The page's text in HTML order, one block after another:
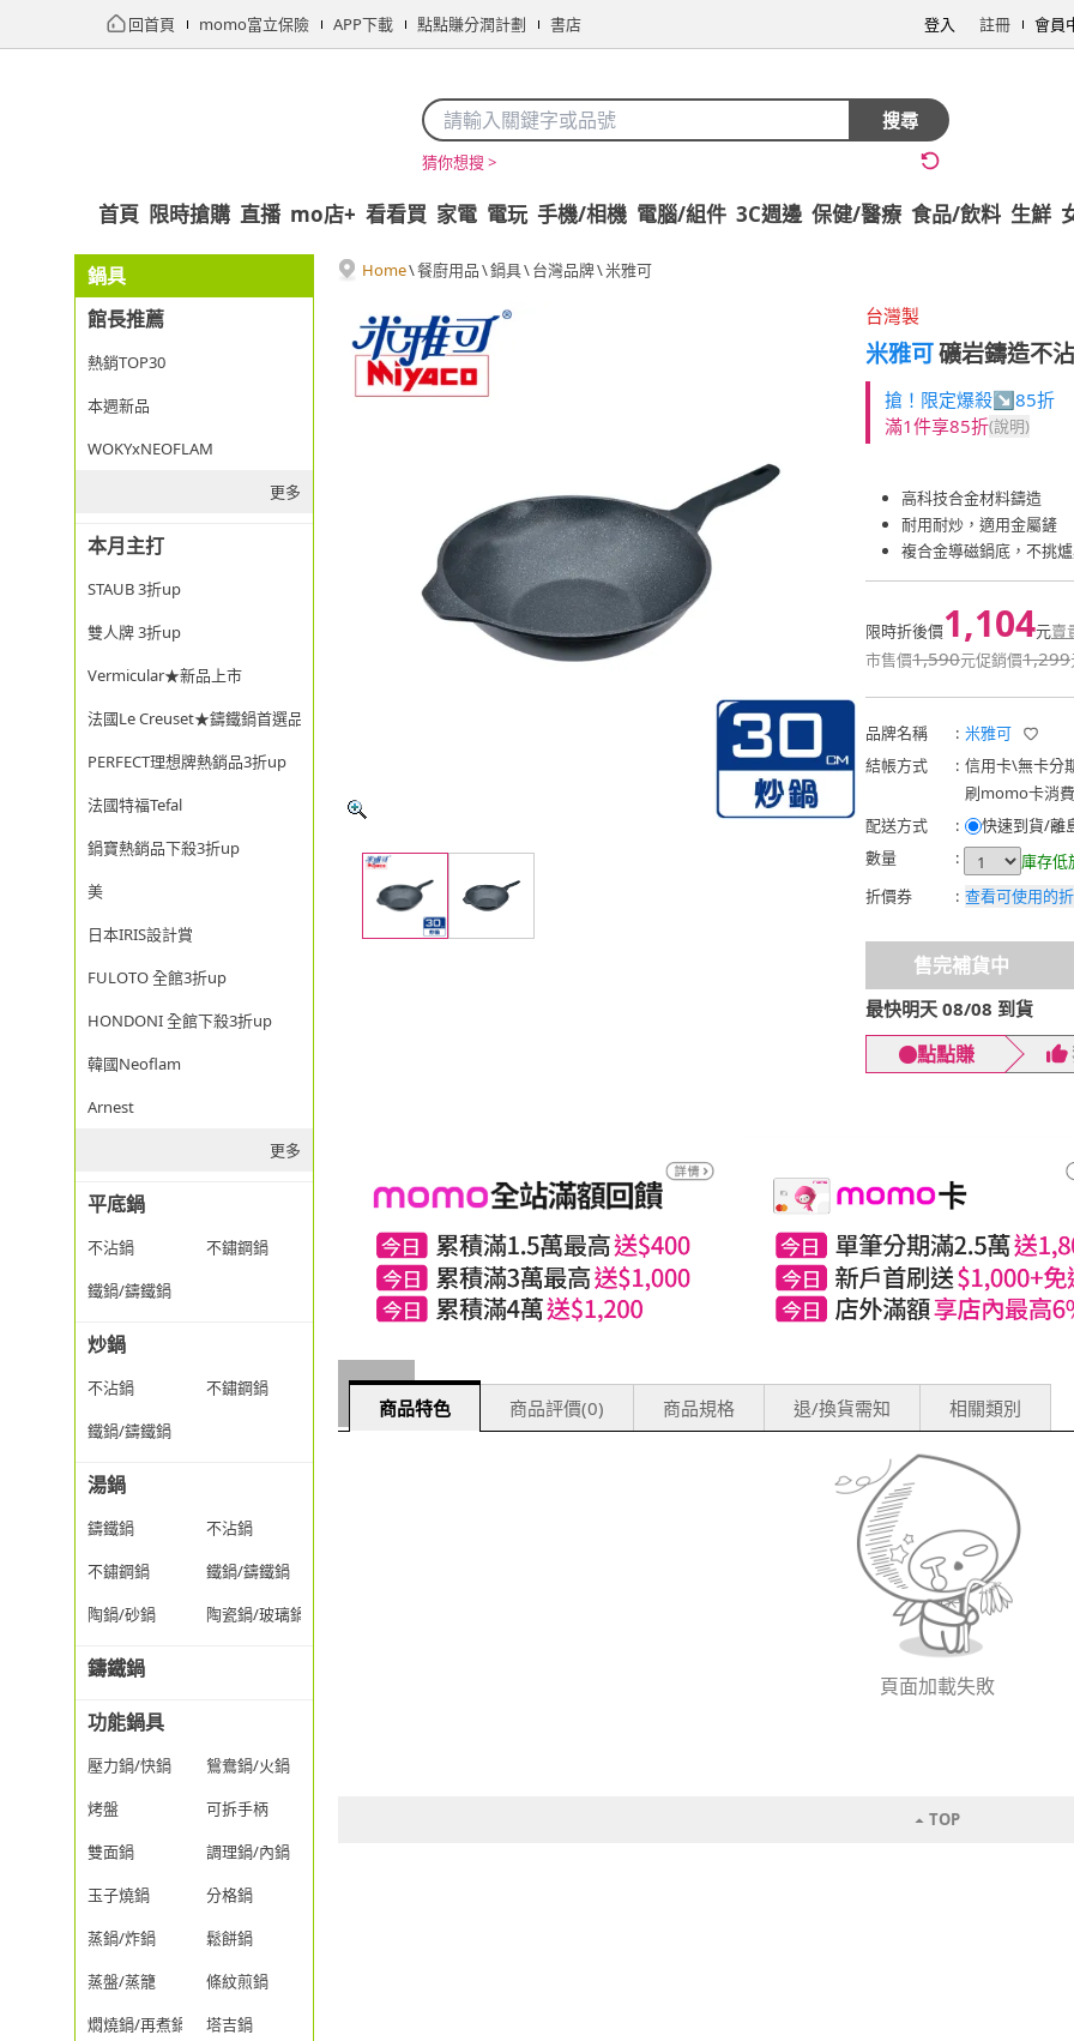
回首頁 momo富立保險 APP下載 點點賺分潤計劃 書店 登入 註冊 會員
搜尋
猜你想搜 >
首頁 限時搶購 直播 mo店+ 看看買 家電 電玩 手機/相機 電腦/組件 3C週邊 保健/醫療 食品/飲料 生鮮
鍋具
館長推薦
熱銷TOP30
本週新品
WOKYxNEOFLAM
更多
本月主打
STAUB 3折up
雙人牌 3折up
Vermicular★新品上市
法國Le Creuset★鑄鐵鍋首選品牌
PERFECT理想牌熱銷品3折up
法國特福Tefal
鍋寶熱銷品下殺3折up
美
日本IRIS設計賞
FULOTO 全館3折up
HONDONI 全館下殺3折up
韓國Neoflam
Arnest
更多
平底鍋
不沾鍋
不鏽鋼鍋
鐵鍋/鑄鐵鍋
炒鍋
不沾鍋
不鏽鋼鍋
鐵鍋/鑄鐵鍋
湯鍋
鑄鐵鍋
不沾鍋
不鏽鋼鍋
鐵鍋/鑄鐵鍋
陶鍋/砂鍋
陶瓷鍋/玻璃鍋/透明鍋
鑄鐵鍋
功能鍋具
壓力鍋/快鍋
鴛鴦鍋/火鍋
烤盤
可拆手柄
雙面鍋
調理鍋/內鍋
玉子燒鍋
分格鍋
蒸鍋/炸鍋
鬆餅鍋
蒸盤/蒸籠
條紋煎鍋
燜燒鍋/再煮鍋
塔吉鍋
Home\餐廚用品\鍋具\台灣品牌\米雅可
台灣製
米雅可礦岩鑄造不
搶！限定爆殺↘85折
滿1件享85折(說明)
高科技合金材料鑄造
耐用耐炒，適用金屬鏟
複合金導磁鍋底，不挑
限時折後價1,104元賣
市售價1,590元促銷價1,299
品牌名稱 : 米雅可
結帳方式
: 信用卡\無卡分
刷momo卡消
配送方式
: 快速到貨/離
數量
: 庫存低
折價券
: 查看可使用的
售完補貨中
最快明天 08/08 到貨
點點賺
商品特色 商品評價(0) 商品規格 退/換貨需知 相關類別
頁面加載失敗
TOP